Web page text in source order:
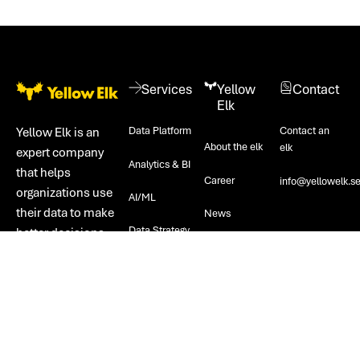
Footer
Yellow Elk is an
expert company
that helps
organizations use
their data to make
better decisions.
Services
Data Platform
Analytics & BI
AI/ML
Data Strategy
Yellow
Elk
About the elk
Career
News
Contact
Contact an
elk
info@yellowelk.se